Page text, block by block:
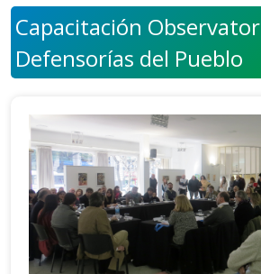
Capacitación
Defensorías del Pueblo